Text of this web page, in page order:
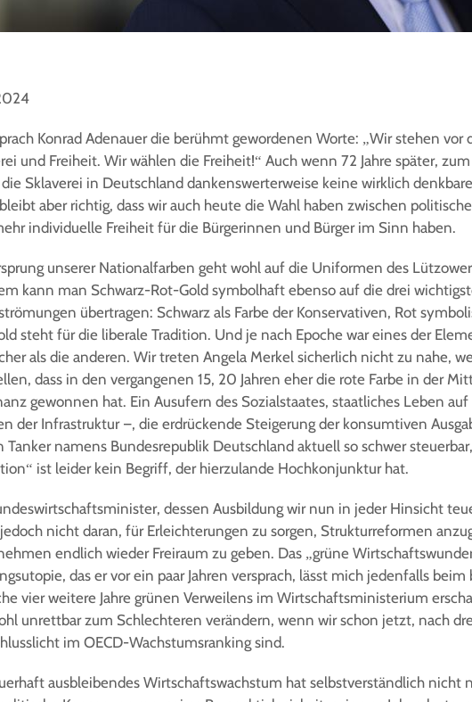
Konrad Adenauer die berühmt gewordenen Worte: „Wir stehen vor
und Freiheit. Wir wählen die Freiheit!“ Auch wenn 72 Jahre später, zum
Sklaverei in Deutschland dankenswerterweise keine wirklich
aber richtig, dass wir auch heute die Wahl haben zwischen
individuelle Freiheit für die Bürgerinnen und Bürger im Sinn haben.
unserer Nationalfarben geht wohl auf die Uniformen des
kann man Schwarz-Rot-Gold symbolhaft ebenso auf die drei
übertragen: Schwarz als Farbe der Konservativen, Rot
steht für die liberale Tradition. Und je nach Epoche war eines der
als die anderen. Wir treten Angela Merkel sicherlich nicht zu nahe,
dass in den vergangenen 15, 20 Jahren eher die rote Farbe in der
gewonnen hat. Ein Ausufern des Sozialstaates, staatliches Leben
der Infrastruktur –, die erdrückende Steigerung der konsumtiven
Tanker namens Bundesrepublik Deutschland aktuell so schwer
ist leider kein Begriff, der hierzulande Hochkonjunktur hat.
dessen Ausbildung wir nun in jeder Hinsicht
nicht daran, für Erleichterungen zu sorgen, Strukturreformen
endlich wieder Freiraum zu geben. Das „grüne
das er vor ein paar Jahren versprach, lässt mich jedenfalls
vier weitere Jahre grünen Verweilens im Wirtschaftsministerium
unrettbar zum Schlechteren verändern, wenn wir schon jetzt, nach
im OECD-Wachstumsranking sind.
ausbleibendes Wirtschaftswachstum hat selbstverständlich nicht